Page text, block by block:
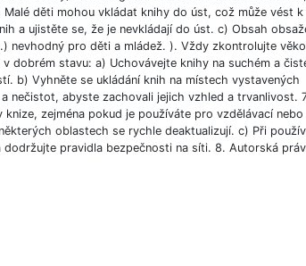
děti mohou vkládat knihy do úst, což může vést k
a ujistěte se, že je nevkládají do úst. c) Obsah
nevhodný pro děti a mládež. ). Vždy zkontrolujte
dobrém stavu: a) Uchovávejte knihy na suchém a
b) Vyhněte se ukládání knih na místech vystavených
nečistot, abyste zachovali jejich vzhled a trvanlivost.
zejména pokud je používáte pro vzdělávací nebo
oblastech se rychle deaktualizují. c) Při
pravidla bezpečnosti na síti. 8. Autorská